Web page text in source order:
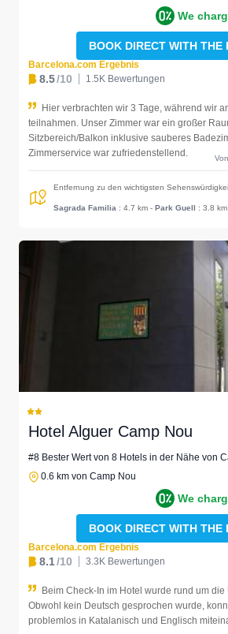
We
BOOK DIRECT WITH THE
Barcelona.com Ergebnis
8.5/10 1.5K Bewertungen
Hier verbrachten wir 3 Tage, während wir
teilnahmen. Unser Zimmer war ein großer
Sitzbereich/Balkon inklusive sauberes
Zimmerservice war zufriedenstellend.
Entfernung zu den wichtigsten
Sagrada Familia : 4.7 km - Park Guell : 3.8 km
Hotel Alguer Camp Nou
#8 Bester Wert von 8 Hotels in der Nähe von
0.6 km von Camp Nou
We
BOOK DIRECT WITH THE
Barcelona.com Ergebnis
8.1/10 3.3K Bewertungen
Beim Check-In im Hotel wurde rund um
Obwohl kein Deutsch gesprochen wurde,
problemlos in Katalanisch und Englisch